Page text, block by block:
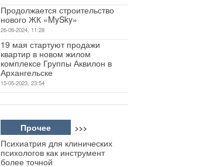
Продолжается строительство
нового ЖК «MySky»
26-06-2024, 11:28
19 мая стартуют продажи
квартир в новом жилом
комплексе Группы Аквилон в
Архангельске
15-05-2023, 23:54
Прочее >>>
Психиатрия для клинических
психологов как инструмент
более точной